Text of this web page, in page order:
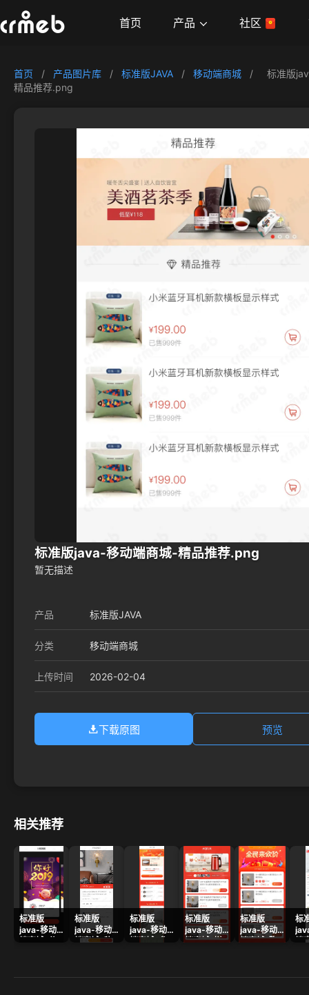
首页 产品 社区
首页 / 产品图片库 / 标准版JAVA / 移动端商城 /
标准版
精品推荐.png
标准版java-移动端商城-精品推荐.png
暂无描述
产品 标准版JAVA
分类 移动端商城
上传时间 2026-02-04
下载原图 预览
相关推荐
标准版
java-移动
标准版
java-移动
端商城-秒
标准版
java-移动
端商城-参
标准版
java-移动
端商城-拼
标准版
java-移动
端商城-砍
标